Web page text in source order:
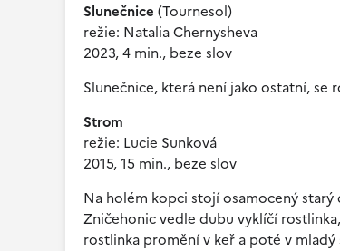
Slunečnice (Tournesol)
režie: Natalia Chernysheva
2023, 4 min., beze slov
Slunečnice, která není jako ostatní,
Strom
režie: Lucie Sunková
2015, 15 min., beze slov
Na holém kopci stojí osamocený
Zničehonic vedle dubu vyklíčí
rostlinka promění v keř a poté v